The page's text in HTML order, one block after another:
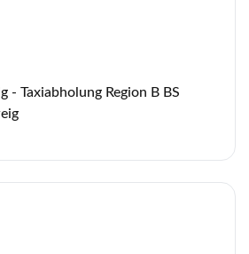
- Taxiabholung Region B BS